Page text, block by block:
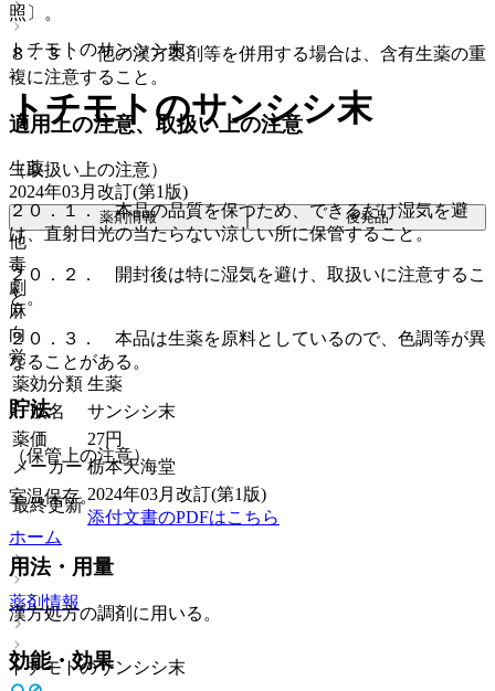
照〕。
８．３． 他の漢方製剤等を併用する場合は、含有生薬の重
複に注意すること。
適用上の注意、取扱い上の注意
（取扱い上の注意）
２０．１． 本品の品質を保つため、できるだけ湿気を避
け、直射日光の当たらない涼しい所に保管すること。
２０．２． 開封後は特に湿気を避け、取扱いに注意するこ
と。
２０．３． 本品は生薬を原料としているので、色調等が異
なることがある。
貯法
（保管上の注意）
室温保存。
ホーム
薬剤情報
トチモトのサンシシ末
トチモトのサンシシ末
トチモトのサンシシ末
生薬
2024年03月改訂(第1版)
薬剤情報 後発品
他
毒
劇
麻
向
覚
薬効分類 生薬
一般名
サンシシ末
薬価
27円
メーカー 栃本天海堂
最終更新
2024年03月改訂(第1版)
添付文書のPDFはこちら
用法・用量
漢方処方の調剤に用いる。
効能・効果